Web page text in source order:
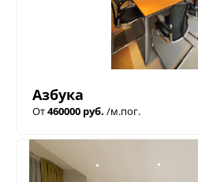
Азбука
От460000 руб. /м.пог.